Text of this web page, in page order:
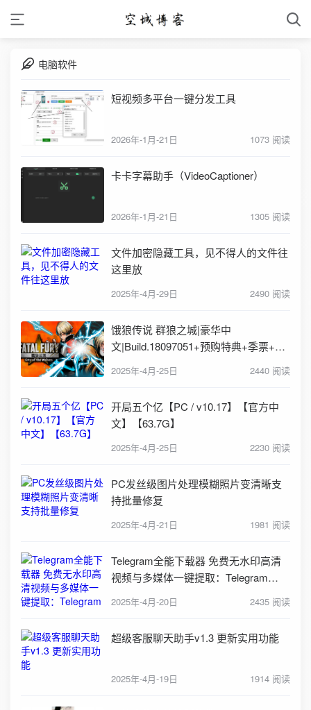
电脑软件
短视频多平台一键分发工具
2026年-1月-21日 1073 阅读
卡卡字幕助手（VideoCaptioner）
2026年-1月-21日 1305 阅读
文件加密隐藏工具，见不得人的文件往
这里放
2025年-4月-29日 2490 阅读
饿狼传说 群狼之城|豪华中
文|Build.18097051+预购特典+季票+全
2025年-4月-25日 2440 阅读
开局五个亿【PC / v10.17】【官方中
文】【63.7G】
2025年-4月-25日 2230 阅读
PC发丝级图片处理模糊照片变清晰支
持批量修复
2025年-4月-21日 1981 阅读
Telegram全能下载器 免费无水印高清
视频与多媒体一键提取：Telegram
2025年-4月-20日 2435 阅读
超级客服聊天助手v1.3 更新实用功能
2025年-4月-19日 1914 阅读